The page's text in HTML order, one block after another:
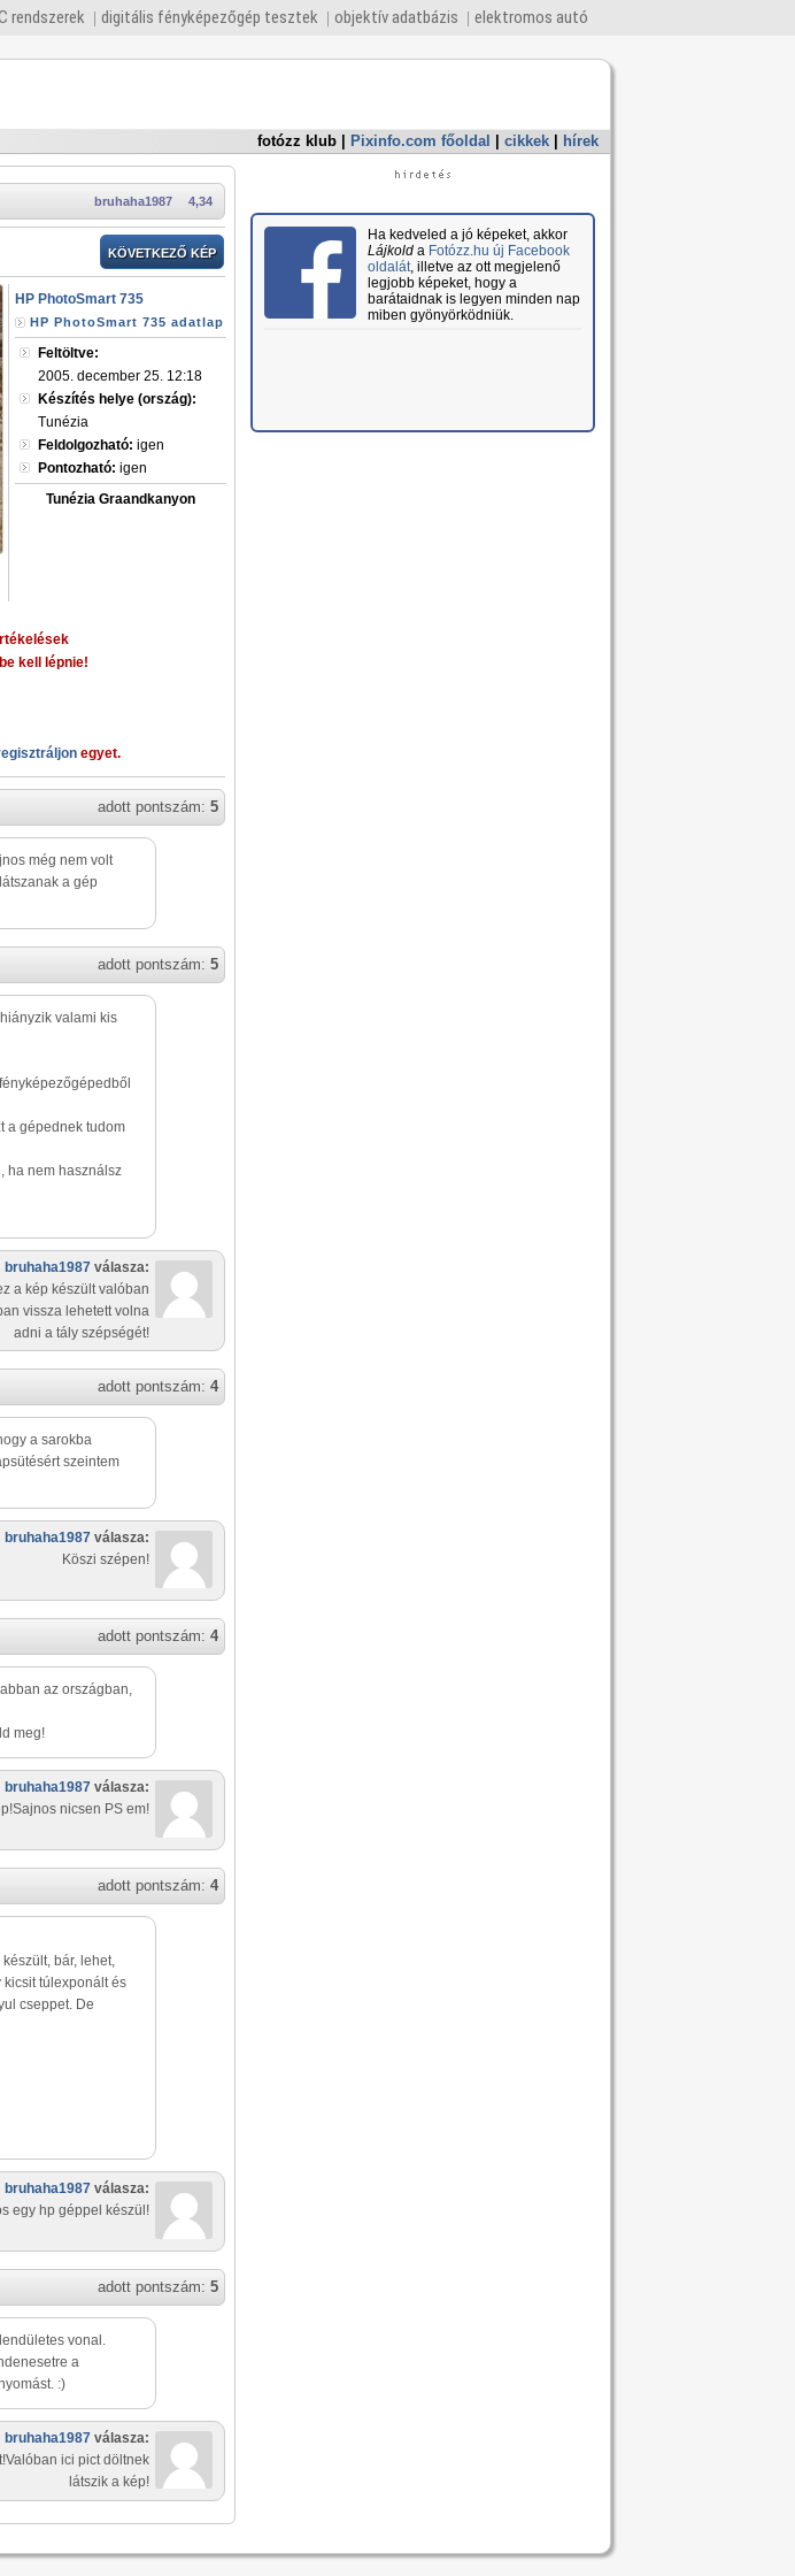
rendszerek digitális fényképezőgép tesztek objektív adatbázis elektromos autó
fotózz klub Pixinfo.com főoldal cikkek hírek
4,34
bruhaha1987
KÖVETKEZŐ KÉP
HP PhotoSmart 735
HP PhotoSmart 735 adatlap
Feltöltve:
2005. december 25. 12:18
Készítés helye (ország):
Tunézia
Feldolgozható: igen
Pontozható: igen
Tunézia Graandkanyon
kell lépnie!
egyet.
adott pontszám: 5
még nem volt
a gép
adott pontszám: 5
valami kis
a gépednek tudom
ha nem használsz
bruhaha1987 válasza:
a kép készült valóban
vissza lehetett volna
adni a tály szépségét!
adott pontszám: 4
a sarokba
szeintem
bruhaha1987 válasza:
Köszi szépen!
adott pontszám: 4
az országban,
meg!
bruhaha1987 válasza:
nicsen PS em!
adott pontszám: 4
bár, lehet,
túlexponált és
cseppet. De
bruhaha1987 válasza:
egy hp géppel készül!
adott pontszám: 5
vonal.
a
:)
bruhaha1987 válasza:
ici pict döltnek
látszik a kép!
Ha kedveled a jó képeket, akkor
Lájkolda Fotózz.hu új Facebook
oldalát, illetve az ott megjelenő
legjobb képeket, hogy a
barátaidnak is legyen minden nap
miben gyönyörködniük.